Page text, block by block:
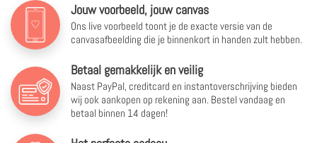
Jouw voorbeeld, jouw canvas
Ons live voorbeeld toont je de exacte versie van de
canvasafbeelding die je binnenkort in handen zult hebben.
Betaal gemakkelijk en veilig
Naast PayPal, creditcard en instantoverschrijving bieden
wij ook aankopen op rekening aan. Bestel vandaag en
betaal binnen 14 dagen!